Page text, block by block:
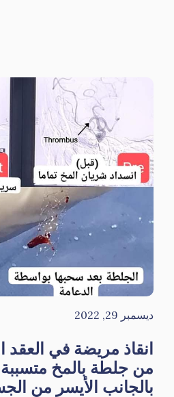
ديسمبر 29, 2022
انقاذ مريضة في العقد
من جلطة بالمخ
بالجانب الأيسر من